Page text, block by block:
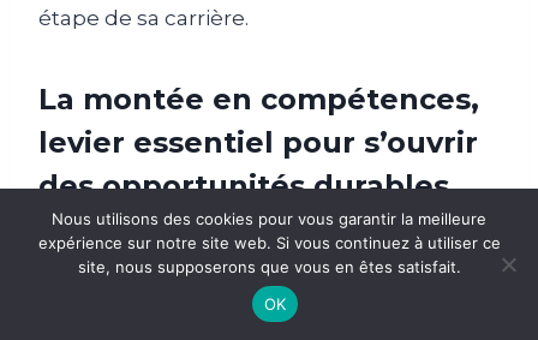
étape de sa carrière.
La montée en compétences,
levier essentiel pour s’ouvrir
des opportunités durables
L’investissement dans laformation
continue offre un atout compétitif décisif.
Les agents et encadrants qui enrichissent
Nous utilisons des cookies pour vous garantir la meilleure
expérience sur notre site web. Si vous continuez à utiliser ce
site, nous supposerons que vous en êtes satisfait.
OK